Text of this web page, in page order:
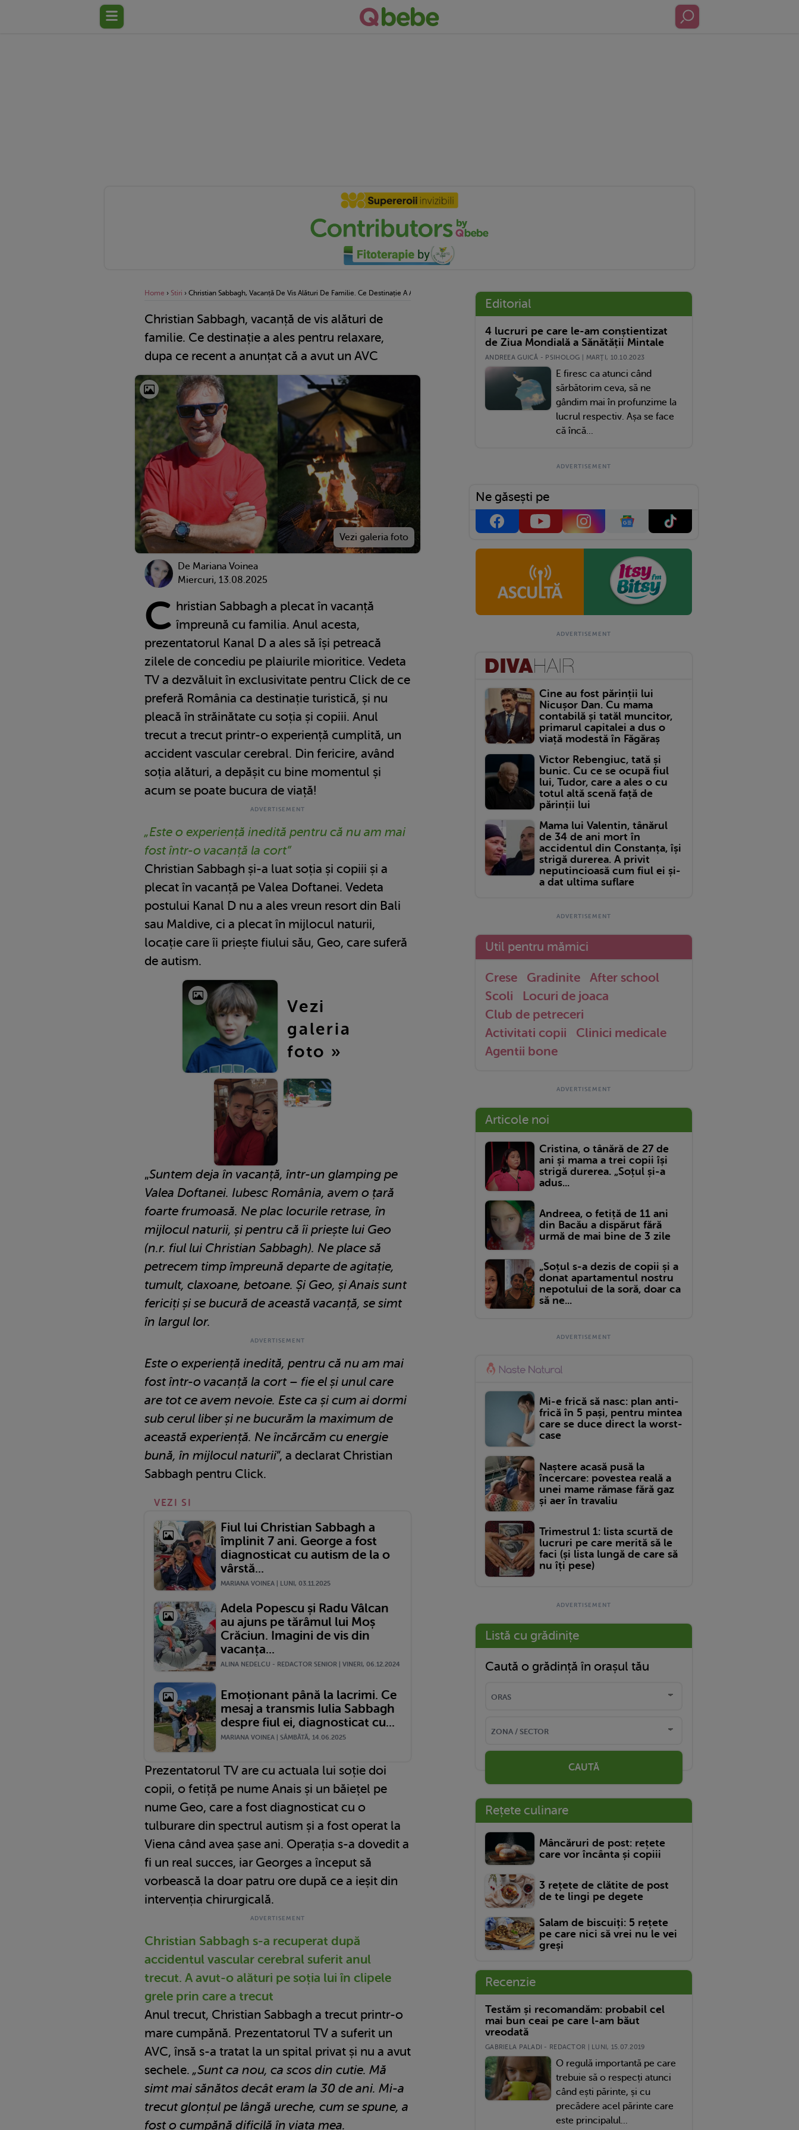
Home › Stiri › Christian Sabbagh, Vacanță De Vis Alături De Familie. Ce Destinație A Ales Pentru Relaxare, Dupa Ce Recent A Anunțat Că A Avut Un AVC
Christian Sabbagh, vacanță de vis alături de
familie. Ce destinație a ales pentru relaxare,
dupa ce recent a anunțat că a avut un AVC
De Mariana Voinea
Miercuri, 13.08.2025
C hristian Sabbagh a plecat în vacanță
împreună cu familia. Anul acesta,
prezentatorul Kanal D a ales să își petreacă
zilele de concediu pe plaiurile mioritice. Vedeta
TV a dezvăluit în exclusivitate pentru Click de ce
preferă România ca destinație turistică, și nu
pleacă în străinătate cu soția și copiii. Anul
trecut a trecut printr-o experiență cumplită, un
accident vascular cerebral. Din fericire, având
soția alături, a depășit cu bine momentul și
acum se poate bucura de viață!
„Este o experiență inedită pentru că nu am mai
fost într-o vacanță la cort”
Christian Sabbagh și-a luat soția și copiii și a
plecat în vacanță pe Valea Doftanei. Vedeta
postului Kanal D nu a ales vreun resort din Bali
sau Maldive, ci a plecat în mijlocul naturii,
locație care îi priește fiului său, Geo, care suferă
de autism.
Vezi
galeria
foto »
„Suntem deja în vacanță, într-un glamping pe
Valea Doftanei. Iubesc România, avem o țară
foarte frumoasă. Ne plac locurile retrase, în
mijlocul naturii, și pentru că îi priește lui Geo
(n.r. fiul lui Christian Sabbagh). Ne place să
petrecem timp împreună departe de agitație,
tumult, claxoane, betoane. Și Geo, și Anais sunt
fericiți și se bucură de această vacanță, se simt
în largul lor.
Este o experiență inedită, pentru că nu am mai
fost într-o vacanță la cort – fie el și unul care
are tot ce avem nevoie. Este ca și cum ai dormi
sub cerul liber și ne bucurăm la maximum de
această experiență. Ne încărcăm cu energie
bună, în mijlocul naturii”, a declarat Christian
Sabbagh pentru Click.
VEZI SI
Fiul lui Christian Sabbagh a
împlinit 7 ani. George a fost
diagnosticat cu autism de la o
vârstă...
MARIANA VOINEA | LUNI, 03.11.2025
Adela Popescu și Radu Vâlcan
au ajuns pe tărâmul lui Moș
Crăciun. Imagini de vis din
vacanța...
ALINA NEDELCU - REDACTOR SENIOR | VINERI, 06.12.2024
Emoționant până la lacrimi. Ce
mesaj a transmis Iulia Sabbagh
despre fiul ei, diagnosticat cu...
MARIANA VOINEA | SÂMBĂTĂ, 14.06.2025
Prezentatorul TV are cu actuala lui soție doi
copii, o fetiță pe nume Anais și un băiețel pe
nume Geo, care a fost diagnosticat cu o
tulburare din spectrul autism și a fost operat la
Viena când avea șase ani. Operația s-a dovedit a
fi un real succes, iar Georges a început să
vorbească la doar patru ore după ce a ieșit din
intervenția chirurgicală.
Christian Sabbagh s-a recuperat după
accidentul vascular cerebral suferit anul
trecut. A avut-o alături pe soția lui în clipele
grele prin care a trecut
Anul trecut, Christian Sabbagh a trecut printr-o
mare cumpănă. Prezentatorul TV a suferit un
AVC, însă s-a tratat la un spital privat și nu a avut
sechele. „Sunt ca nou, ca scos din cutie. Mă
simt mai sănătos decât eram la 30 de ani. Mi-a
trecut glonțul pe lângă ureche, cum se spune, a
fost o cumpănă dificilă în viața mea.
Editorial
4 lucruri pe care le-am conștientizat
de Ziua Mondială a Sănătății Mintale
ANDREEA GUICĂ - PSIHOLOG | MARŢI, 10.10.2023
E firesc ca atunci când
sărbătorim ceva, să ne
gândim mai în profunzime la
lucrul respectiv. Așa se face
că încă...
Ne găsești pe
Cine au fost părinții lui
Nicușor Dan. Cu mama
contabilă și tatăl muncitor,
primarul capitalei a dus o
viață modestă în Făgăraș
Victor Rebengiuc, tată și
bunic. Cu ce se ocupă fiul
lui, Tudor, care a ales o cu
totul altă scenă față de
părinții lui
Mama lui Valentin, tânărul
de 34 de ani mort în
accidentul din Constanța, își
strigă durerea. A privit
neputincioasă cum fiul ei și-
a dat ultima suflare
Util pentru mămici
Crese Gradinite
After school
Scoli
Locuri de joaca
Club de petreceri
Activitati copii
Clinici medicale
Agentii bone
Articole noi
Cristina, o tânără de 27 de
ani și mama a trei copii își
strigă durerea. „Soțul și-a
adus...
Andreea, o fetiță de 11 ani
din Bacău a dispărut fără
urmă de mai bine de 3 zile
„Soțul s-a dezis de copii și a
donat apartamentul nostru
nepotului de la soră, doar ca
să ne...
Mi-e frică să nasc: plan anti-
frică în 5 pași, pentru mintea
care se duce direct la worst-
case
Naștere acasă pusă la
încercare: povestea reală a
unei mame rămase fără gaz
și aer în travaliu
Trimestrul 1: lista scurtă de
lucruri pe care merită să le
faci (și lista lungă de care să
nu îți pese)
Listă cu grădinițe
Caută o grădință în orașul tău
CAUTĂ
Rețete culinare
Mâncăruri de post: rețete
care vor încânta și copiii
3 rețete de clătite de post
de te lingi pe degete
Salam de biscuiți: 5 rețete
pe care nici să vrei nu le vei
greși
Recenzie
Testăm și recomandăm: probabil cel
mai bun ceai pe care l-am băut
vreodată
GABRIELA PALADI - REDACTOR | LUNI, 15.07.2019
O regulă importantă pe care
trebuie să o respecți atunci
când ești părinte, și cu
precădere acel părinte care
este principalul...